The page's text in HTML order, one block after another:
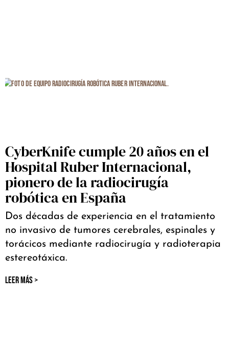
CyberKnife cumple 20 años en el
Hospital Ruber Internacional,
pionero de la radiocirugía
robótica en España
Dos décadas de experiencia en el tratamiento
no invasivo de tumores cerebrales, espinales y
torácicos mediante radiocirugía y radioterapia
estereotáxica.
LEER MÁS >